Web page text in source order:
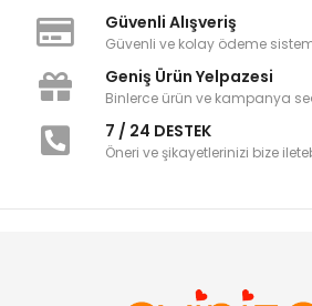
Güvenli Alışveriş
Güvenli ve kolay ödeme
Geniş Ürün Yelpazesi
Binlerce ürün ve kampanya
7 / 24 DESTEK
Öneri ve şikayetlerinizi bize